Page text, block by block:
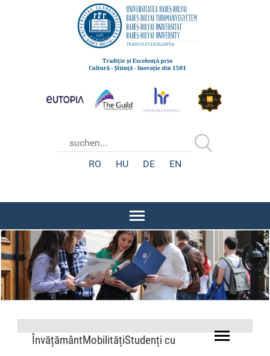
RO HU DE EN
ÎnvățământMobilitățiStudenți cu